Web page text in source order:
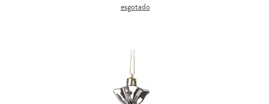
esgotado